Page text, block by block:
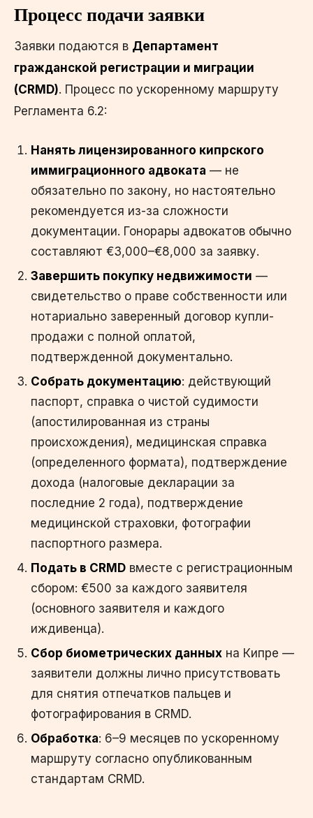
Процесс подачи заявки
Заявки подаются в Департамент
гражданской регистрации и миграции
(CRMD). Процесс по ускоренному маршруту
Регламента 6.2:
Нанять лицензированного кипрского
иммиграционного адвоката — не
обязательно по закону, но настоятельно
рекомендуется из-за сложности
документации. Гонорары адвокатов обычно
составляют €3,000–€8,000 за заявку.
Завершить покупку недвижимости —
свидетельство о праве собственности или
нотариально заверенный договор купли-
продажи с полной оплатой,
подтвержденной документально.
Собрать документацию: действующий
паспорт, справка о чистой судимости
(апостилированная из страны
происхождения), медицинская справка
(определенного формата), подтверждение
дохода (налоговые декларации за
последние 2 года), подтверждение
медицинской страховки, фотографии
паспортного размера.
Подать в CRMD вместе с регистрационным
сбором: €500 за каждого заявителя
(основного заявителя и каждого
иждивенца).
Сбор биометрических данных на Кипре —
заявители должны лично присутствовать
для снятия отпечатков пальцев и
фотографирования в CRMD.
Обработка: 6–9 месяцев по ускоренному
маршруту согласно опубликованным
стандартам CRMD.